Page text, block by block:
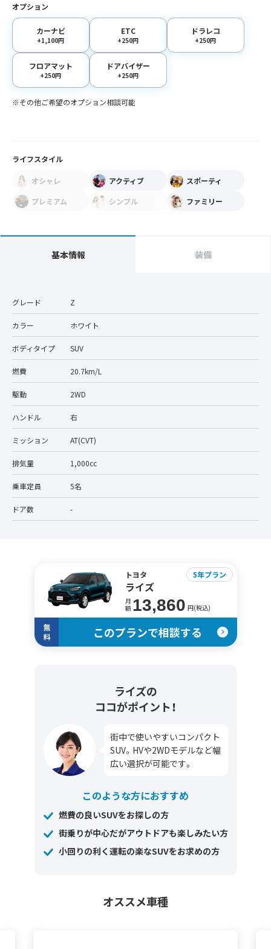
オプション
カーナビ
+1,100円
ETC
+250円
ドラレコ
+250円
フロアマット
+250円
ドアバイザー
+250円
※その他ご希望のオプション相談可能
ライフスタイル
オシャレ アクティブ
スポーティ
プレミアム
シンプル ファミリー
基本情報 装備
グレード Z
カラー ホワイト
ボディタイプ SUV
燃費 20.7km/L
駆動 2WD
ハンドル 右
ミッション AT(CVT)
排気量 1,000cc
乗車定員 5名
ドア数 -
トヨタ
ライズ
月
額 13,860 円(税込)
5年プラン
無
料
このプランで相談する
ライズの
ココがポイント！
街中で使いやすいコンパクト
SUV。HVや2WDモデルなど幅
広い選択が可能です。
このような方におすすめ
燃費の良いSUVをお探しの方
街乗りが中心だがアウトドアも楽しみたい方
小回りの利く運転の楽なSUVをお求めの方
オススメ車種